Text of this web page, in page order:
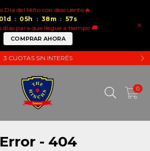
×
Dia del Niño con descuento🔥
01 d : 05h : 38 m : 57s
días para que llegue a tiempo 🚚
COMPRAR AHORA
3 CUOTAS SIN INTERÉS
0
Error - 404